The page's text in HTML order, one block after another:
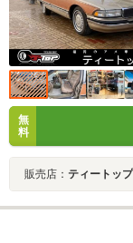
無
料
販売店： ティートップ